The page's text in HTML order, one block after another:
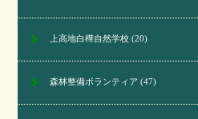
上高地白樺自然学校(20)
森林整備ボランティア (47)